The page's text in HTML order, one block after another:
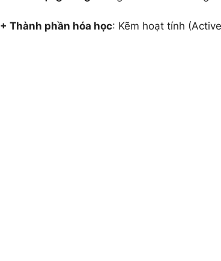
+ Thành phần hóa học: Kẽm hoạt tính